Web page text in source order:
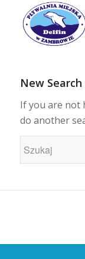
New Search
If you are not
do another